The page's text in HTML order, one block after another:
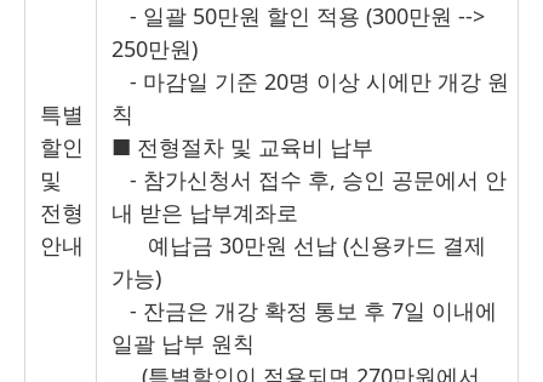
특별
할인
및
전형
안내
- 일괄 50만원 할인 적용 (300만원 -->
250만원)
- 마감일 기준 20명 이상 시에만 개강 원
칙
■ 전형절차 및 교육비 납부
- 참가신청서 접수 후, 승인 공문에서 안
내 받은 납부계좌로
예납금 30만원 선납 (신용카드 결제
가능)
- 잔금은 개강 확정 통보 후 7일 이내에
일괄 납부 원칙
(특별할인이 적용되면 270만원에서